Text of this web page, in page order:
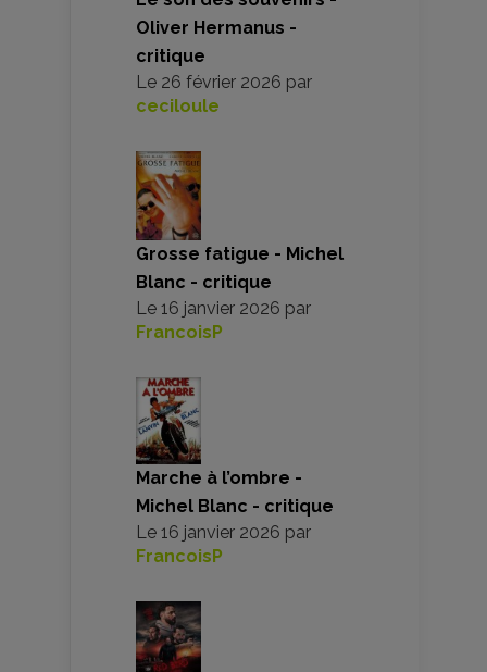
Oliver Hermanus -
critique
Le 26 février 2026 par
ceciloule
Grosse fatigue - Michel
Blanc - critique
Le 16 janvier 2026 par
FrancoisP
Marche à l’ombre -
Michel Blanc - critique
Le 16 janvier 2026 par
FrancoisP